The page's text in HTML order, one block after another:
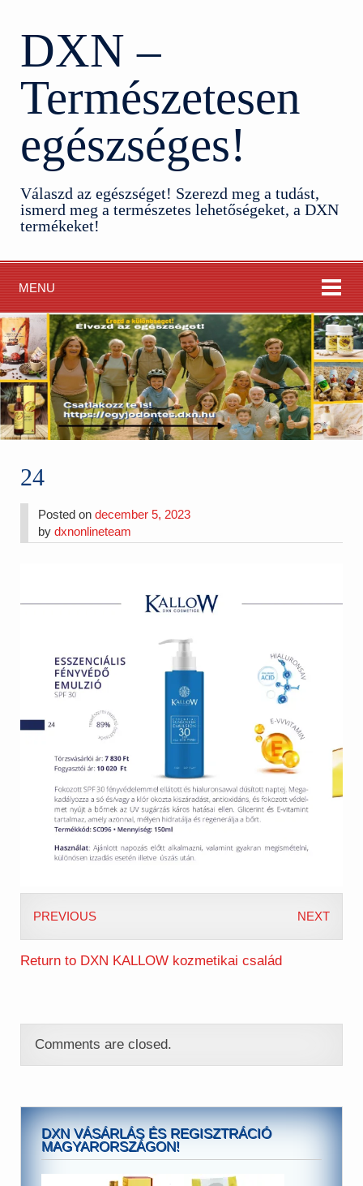
DXN –
Természetesen
egészséges!
Válaszd az egészséget! Szerezd meg a tudást,
ismerd meg a természetes lehetőségeket, a DXN
termékeket!
MENU
24
Posted ondecember 5, 2023
bydxnonlineteam
PREVIOUS NEXT
Return to DXN KALLOW kozmetikai család
Comments are closed.
DXN VÁSÁRLÁS ÉS REGISZTRÁCIÓ
MAGYARORSZÁGON!